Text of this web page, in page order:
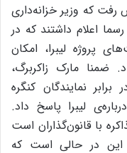
رفت که وزیر خزانه‌داری
اعلام داشتند که در
پروژه لیبرا، امکان
ضمنا مارک زاکربرگ،
نمایندگان کنگره
لیبرا پاسخ داد.
با قانون‌گذاران است
این در حالی است که